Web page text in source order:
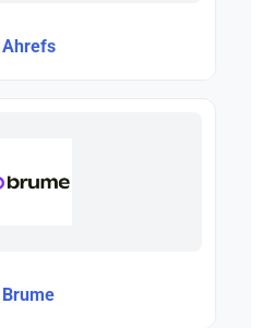
Ahrefs
Brume